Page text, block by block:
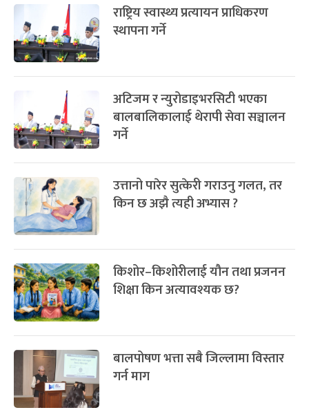
राष्ट्रिय स्वास्थ्य प्रत्यायन प्राधिकरण
स्थापना गर्ने
अटिजम र न्युरोडाइभरसिटी भएका
बालबालिकालाई थेरापी सेवा सञ्चालन
गर्ने
उत्तानो पारेर सुत्केरी गराउनु गलत, तर
किन छ अझै त्यही अभ्यास ?
किशोर–किशोरीलाई यौन तथा प्रजनन
शिक्षा किन अत्यावश्यक छ?
बालपोषण भत्ता सबै जिल्लामा विस्तार
गर्न माग